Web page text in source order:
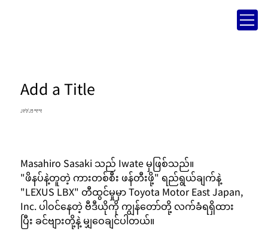
Add a Title
၂၃/၇/၂၅ ၀၃:၁၃
Masahiro Sasaki သည် Iwate မှဖြစ်သည်။
"ဖိနပ်နဲ့တူတဲ့ ကားတစ်စီး ဖန်တီးဖို့" ရည်ရွယ်ချက်နဲ့
"LEXUS LBX" တီထွင်မှုမှာ Toyota Motor East Japan,
Inc. ပါဝင်နေတဲ့ ဗီဒီယိုကို ကျွန်တော်တို့ လက်ခံရရှိထား
ပြီး ခင်ဗျားတို့နဲ့ မျှဝေချင်ပါတယ်။